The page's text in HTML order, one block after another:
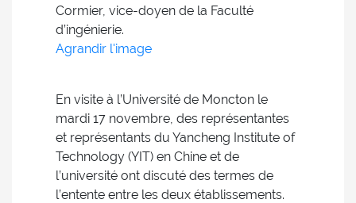
Cormier, vice-doyen de la Faculté
d’ingénierie.
Agrandir l'image
En visite à l’Université de Moncton le
mardi 17 novembre, des représentantes
et représentants du Yancheng Institute of
Technology (YIT) en Chine et de
l’université ont discuté des termes de
l’entente entre les deux établissements.